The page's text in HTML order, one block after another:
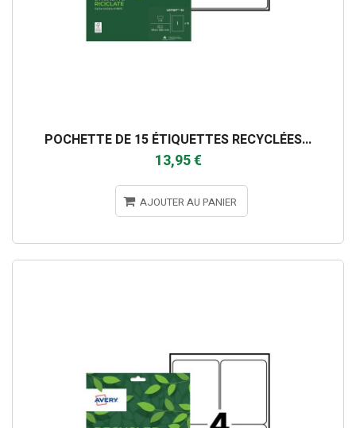
POCHETTE DE 15 ÉTIQUETTES RECYCLÉES...
13,95 €
AJOUTER AU PANIER